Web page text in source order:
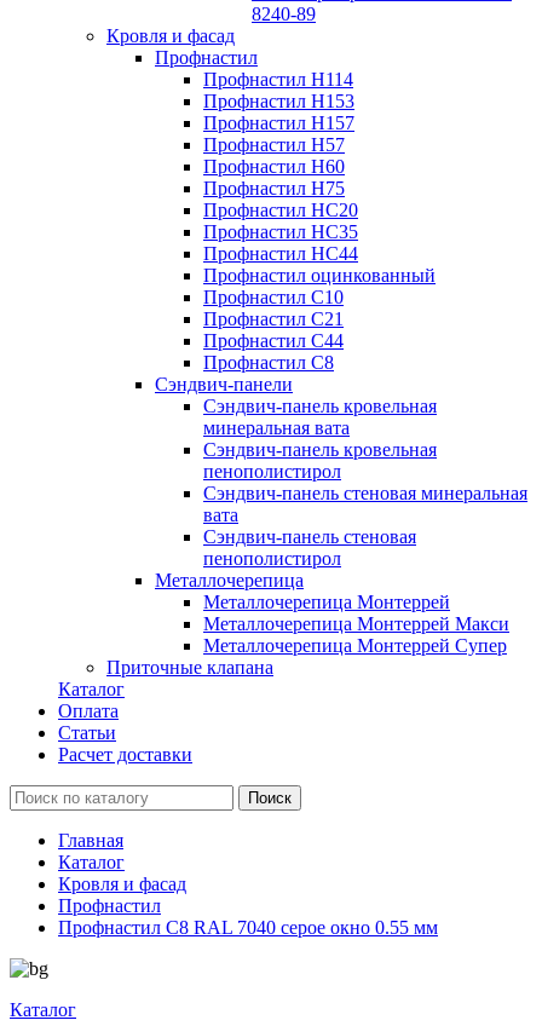
8240-89
Кровля и фасад
Профнастил
Профнастил Н114
Профнастил Н153
Профнастил Н157
Профнастил Н57
Профнастил Н60
Профнастил Н75
Профнастил НС20
Профнастил НС35
Профнастил НС44
Профнастил оцинкованный
Профнастил С10
Профнастил С21
Профнастил С44
Профнастил С8
Сэндвич-панели
Сэндвич-панель кровельная
минеральная вата
Сэндвич-панель кровельная
пенополистирол
Сэндвич-панель стеновая минеральная
вата
Сэндвич-панель стеновая
пенополистирол
Металлочерепица
Металлочерепица Монтеррей
Металлочерепица Монтеррей Макси
Металлочерепица Монтеррей Супер
Приточные клапана
Каталог
Оплата
Статьи
Расчет доставки
Главная
Каталог
Кровля и фасад
Профнастил
Профнастил С8 RAL 7040 серое окно 0.55 мм
Каталог